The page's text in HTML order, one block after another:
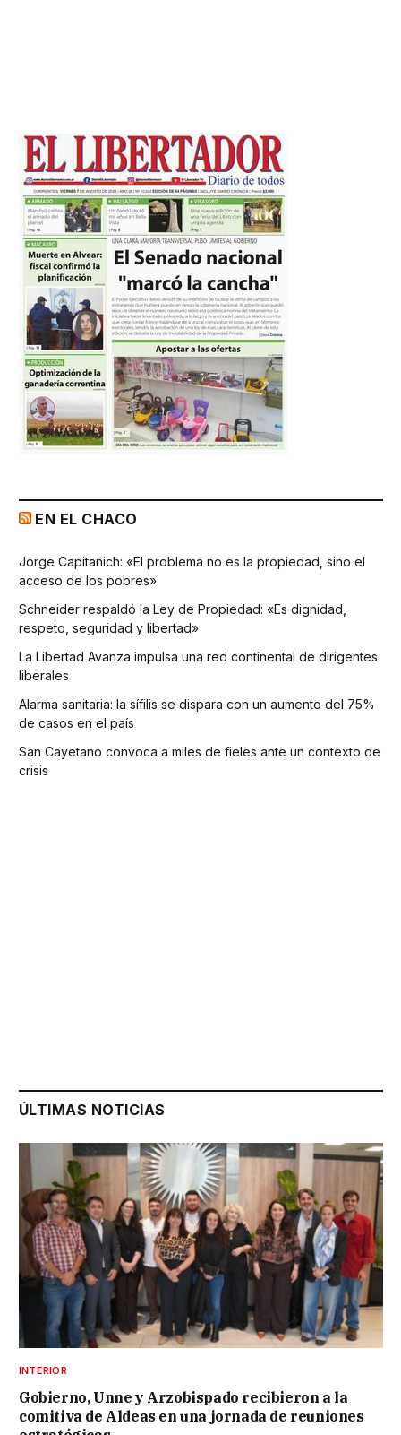
EN EL CHACO
Jorge Capitanich: «El problema no es la propiedad, sino el
acceso de los pobres»
Schneider respaldó la Ley de Propiedad: «Es dignidad,
respeto, seguridad y libertad»
La Libertad Avanza impulsa una red continental de dirigentes
liberales
Alarma sanitaria: la sífilis se dispara con un aumento del 75%
de casos en el país
San Cayetano convoca a miles de fieles ante un contexto de
crisis
ÚLTIMAS NOTICIAS
INTERIOR
Gobierno, Unne y Arzobispado recibieron a la
comitiva de Aldeas en una jornada de reuniones